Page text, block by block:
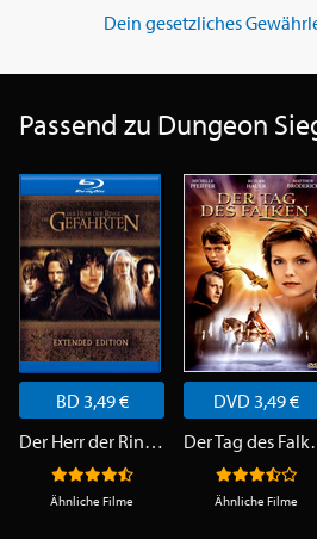
Dein gesetzliches
BD 3,49 €
Der Herr der Ringe 1 - Die Gefährten
Ähnliche Filme
DVD 3,49 €
Der
Ähnliche Filme